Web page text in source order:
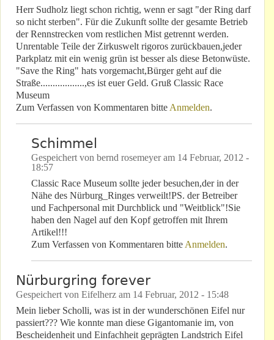
Herr Sudholz liegt schon richtig, wenn er sagt "der Ring darf
so nicht sterben". Für die Zukunft sollte der gesamte Betrieb
der Rennstrecken vom restlichen Mist getrennt werden.
Unrentable Teile der Zirkuswelt rigoros zurückbauen,jeder
Parkplatz mit ein wenig grün ist besser als diese Betonwüste.
"Save the Ring" hats vorgemacht,Bürger geht auf die
Straße..................,es ist euer Geld. Gruß Classic Race
Museum
Zum Verfassen von Kommentaren bitte Anmelden.
Schimmel
Gespeichert von bernd rosemeyeram 14 Februar, 2012 -
18:57
Classic Race Museum sollte jeder besuchen,der in der
Nähe des Nürburg_Ringes verweilt!PS. der Betreiber
und Fachpersonal mit Durchblick und "Weitblick"!Sie
haben den Nagel auf den Kopf getroffen mit Ihrem
Artikel!!!
Zum Verfassen von Kommentaren bitte Anmelden.
Nürburgring forever
Gespeichert von Eifelherz am 14 Februar, 2012 - 15:48
Mein lieber Scholli, was ist in der wunderschönen Eifel nur
passiert??? Wie konnte man diese Gigantomanie im, von
Bescheidenheit und Einfachheit geprägten Landstrich Eifel